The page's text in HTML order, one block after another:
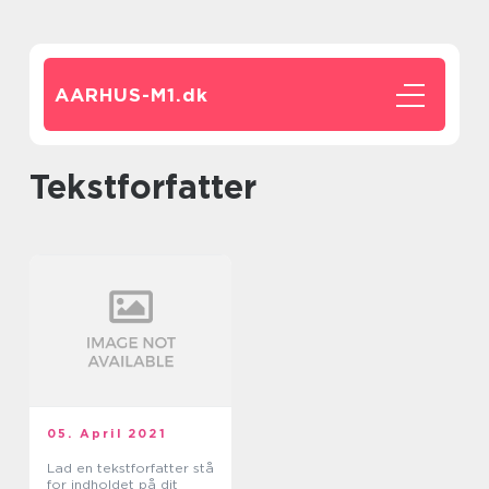
AARHUS-M1.dk
tekstforfatter
05. April 2021
Lad en tekstforfatter stå
for indholdet på dit